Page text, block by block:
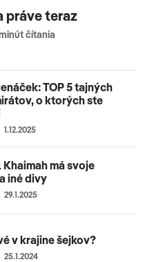
práve teraz
čítania
TOP 5 tajných
o ktorých ste
1.12.2025
Khaimah má svoje
iné divy
29.1.2025
v krajine šejkov?
25.1.2024